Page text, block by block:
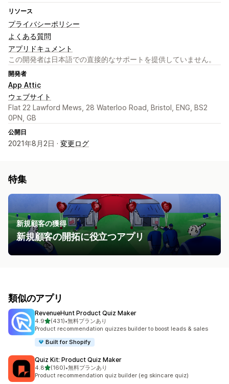
リソース
プライバシーポリシー
よくある質問
アプリドキュメント
この開発者は日本語での直接的なサポートを提供していません。
開発者
App Attic
ウェブサイト
Flat 22 Lawford Mews, 28 Waterloo Road, Bristol, ENG, BS2
0PN, GB
公開日
2021年8月2日 · 変更ログ
特集
新規顧客の獲得
新規顧客の開拓に役立つアプリ
類似のアプリ
RevenueHunt Product Quiz Maker
4.95つ星中
(431)
合計レビュー数：431件
•無料プランあり
Product recommendation quizzes builder to boost leads & sales
Built for Shopify
Quiz Kit: Product Quiz Maker
4.85つ星中
(160)
合計レビュー数：160件
•無料プランあり
Product recommendation quiz builder (eg skincare quiz)